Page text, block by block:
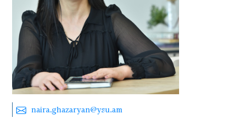
naira.ghazaryan@ysu.am